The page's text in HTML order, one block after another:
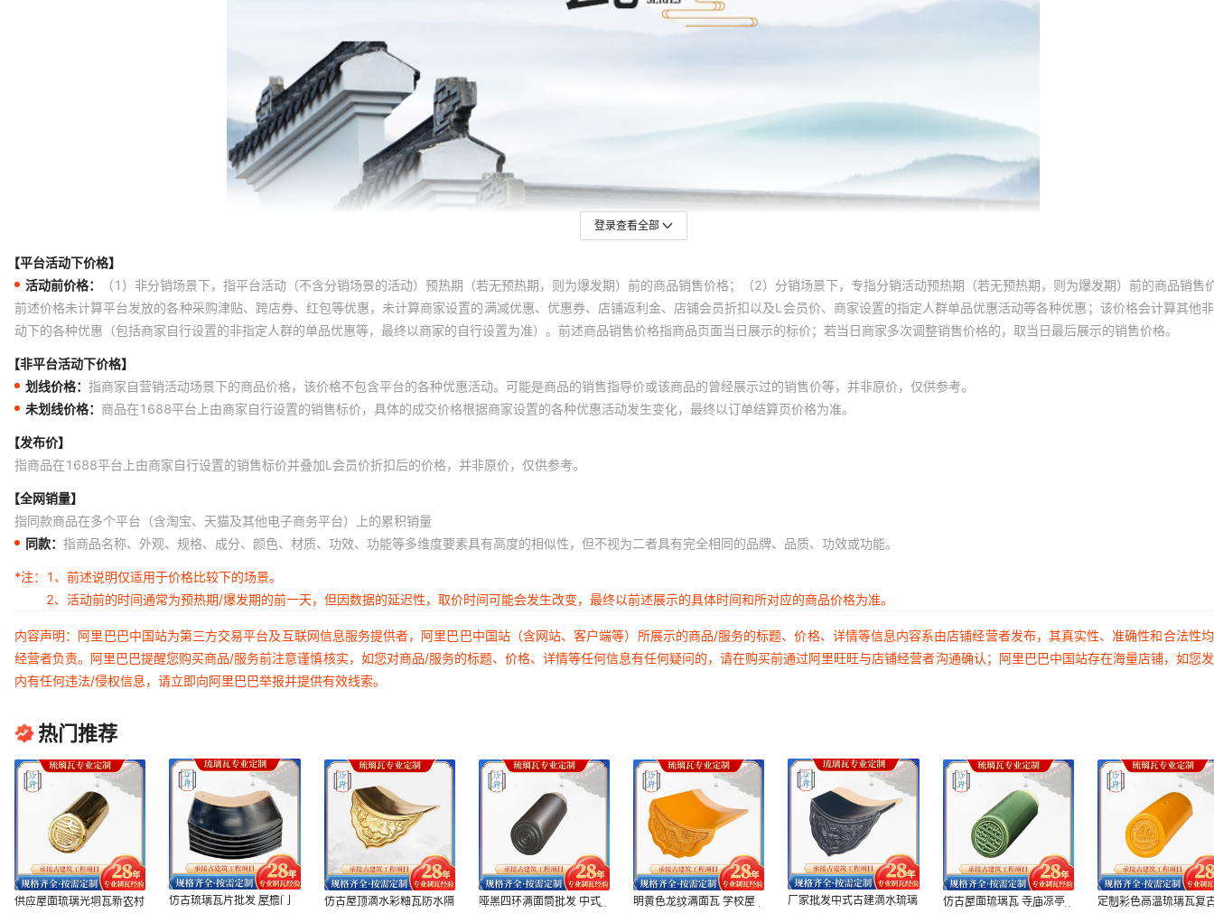
登录查看全部
【平台活动下价格】
活动前价格：
（1）非分销场景下，指平台活动（不含分销场景的活动）预热期（若无预热期，则为爆发期）前的商品销售价格；（2）分销场景下，专指分销活动预热期（若无预热期，则为爆发期）前的商品销售
前述价格未计算平台发放的各种采购津贴、跨店券、红包等优惠，未计算商家设置的满减优惠、优惠券、店铺返利金、店铺会员折扣以及L会员价、商家设置的指定人群单品优惠活动等各种优惠；该价格会计算其他
动下的各种优惠（包括商家自行设置的非指定人群的单品优惠等，最终以商家的自行设置为准）。前述商品销售价格指商品页面当日展示的标价；若当日商家多次调整销售价格的，取当日最后展示的销售价格。
【非平台活动下价格】
划线价格： 指商家自营销活动场景下的商品价格，该价格不包含平台的各种优惠活动。可能是商品的销售指导价或该商品的曾经展示过的销售价等，并非原价，仅供参考。
未划线价格： 商品在1688平台上由商家自行设置的销售标价，具体的成交价格根据商家设置的各种优惠活动发生变化，最终以订单结算页价格为准。
【发布价】
指商品在1688平台上由商家自行设置的销售标价并叠加L会员价折扣后的价格，并非原价，仅供参考。
【全网销量】
指同款商品在多个平台（含淘宝、天猫及其他电子商务平台）上的累积销量
同款： 指商品名称、外观、规格、成分、颜色、材质、功效、功能等多维度要素具有高度的相似性，但不视为二者具有完全相同的品牌、品质、功效或功能。
*注：
1、前述说明仅适用于价格比较下的场景。
2、活动前的时间通常为预热期/爆发期的前一天，但因数据的延迟性，取价时间可能会发生改变，最终以前述展示的具体时间和所对应的商品价格为准。
内容声明：阿里巴巴中国站为第三方交易平台及互联网信息服务提供者，阿里巴巴中国站（含网站、客户端等）所展示的商品/服务的标题、价格、详情等信息内容系由店铺经营者发布，其真实性、准确性和合法性
经营者负责。阿里巴巴提醒您购买商品/服务前注意谨慎核实，如您对商品/服务的标题、价格、详情等任何信息有任何疑问的，请在购买前通过阿里旺旺与店铺经营者沟通确认；阿里巴巴中国站存在海量店铺，如您
内有任何违法/侵权信息，请立即向阿里巴巴举报并提供有效线索。
热门推荐
供应屋面琉璃光垌瓦新农村
仿古琉璃瓦片批发 屋檐门
仿古屋顶滴水彩釉瓦防水隔
哑黑四环满面筒批发 中式
明黄色龙纹满面瓦 学校屋
厂家批发中式古建滴水琉璃
仿古屋面琉璃瓦 寺庙凉亭
定制彩色高温琉璃瓦复